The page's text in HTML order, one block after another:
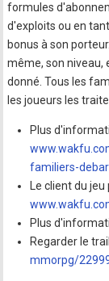
formules
d'exploits ou en
bonus à son
même, son niveau,
donné. Tous les
les joueurs les
Plus
familiers-
Le client du
Plus
Regarder le
mmorpg/